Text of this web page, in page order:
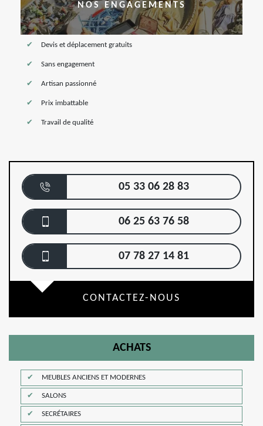
NOS ENGAGEMENTS
Devis et déplacement gratuits
Sans engagement
Artisan passionné
Prix imbattable
Travail de qualité
05 33 06 28 83
06 25 63 76 58
07 78 27 14 81
CONTACTEZ-NOUS
ACHATS
MEUBLES ANCIENS ET MODERNES
SALONS
SECRÉTAIRES